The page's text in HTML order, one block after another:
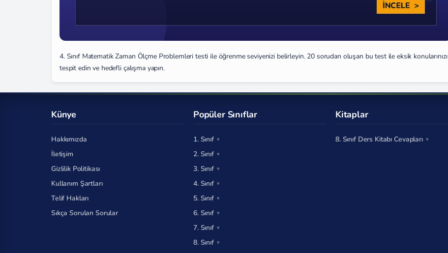
4. Sınıf Matematik Zaman Ölçme Problemleri testi ile öğrenme seviyenizi belirleyin. 20 sorudan oluşan bu test ile eksik konularınızı
tespit edin ve hedefli çalışma yapın.
Künye
Hakkımızda
İletişim
Gizlilik Politikası
Kullanım Şartları
Telif Hakları
Sıkça Sorulan Sorular
Popüler Sınıflar
1. Sınıf
2. Sınıf
3. Sınıf
4. Sınıf
5. Sınıf
6. Sınıf
7. Sınıf
8. Sınıf
Kitaplar
8. Sınıf Ders Kitabı Cevapları